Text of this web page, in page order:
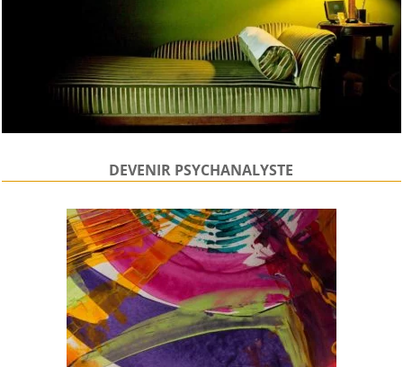
DEVENIR PSYCHANALYSTE